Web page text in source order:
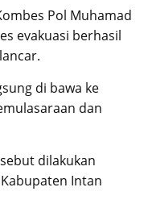
Pol Muhamad
evakuasi berhasil
di bawa ke
dan
dilakukan
Intan